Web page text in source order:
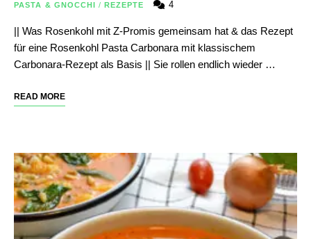
PASTA & GNOCCHI / REZEPTE 4
|| Was Rosenkohl mit Z-Promis gemeinsam hat & das Rezept
für eine Rosenkohl Pasta Carbonara mit klassischem
Carbonara-Rezept als Basis || Sie rollen endlich wieder …
READ MORE